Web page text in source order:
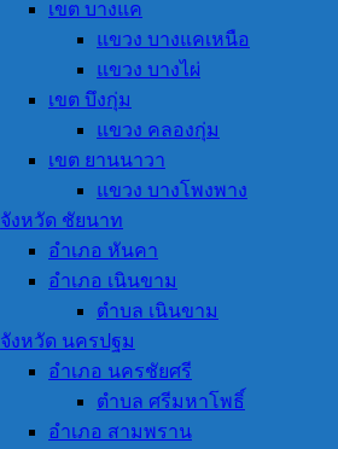
เขต บางแค
แขวง บางแคเหนือ
แขวง บางไผ่
เขต บึงกุ่ม
แขวง คลองกุ่ม
เขต ยานนาวา
แขวง บางโพงพาง
จังหวัด ชัยนาท
อำเภอ หันคา
อำเภอ เนินขาม
ตำบล เนินขาม
จังหวัด นครปฐม
อำเภอ นครชัยศรี
ตำบล ศรีมหาโพธิ์
อำเภอ สามพราน